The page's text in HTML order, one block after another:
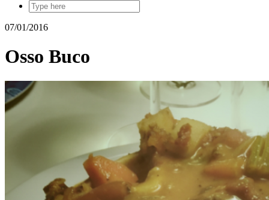
07/01/2016
Osso Buco